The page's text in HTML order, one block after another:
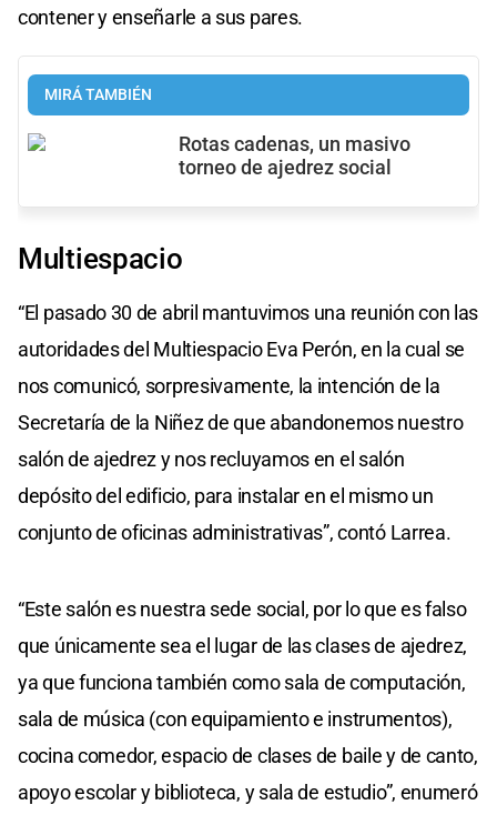
contener y enseñarle a sus pares.
MIRÁ TAMBIÉN
Rotas cadenas, un masivo
torneo de ajedrez social
Multiespacio
“El pasado 30 de abril mantuvimos una reunión con las
autoridades del Multiespacio Eva Perón, en la cual se
nos comunicó, sorpresivamente, la intención de la
Secretaría de la Niñez de que abandonemos nuestro
salón de ajedrez y nos recluyamos en el salón
depósito del edificio, para instalar en el mismo un
conjunto de oficinas administrativas”, contó Larrea.
“Este salón es nuestra sede social, por lo que es falso
que únicamente sea el lugar de las clases de ajedrez,
ya que funciona también como sala de computación,
sala de música (con equipamiento e instrumentos),
cocina comedor, espacio de clases de baile y de canto,
apoyo escolar y biblioteca, y sala de estudio”, enumeró